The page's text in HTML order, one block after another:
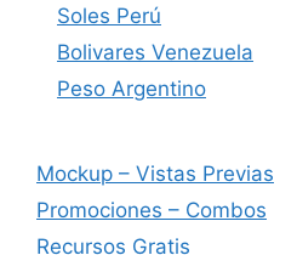
Soles Perú
Bolivares Venezuela
Peso Argentino
Mockup – Vistas Previas
Promociones – Combos
Recursos Gratis